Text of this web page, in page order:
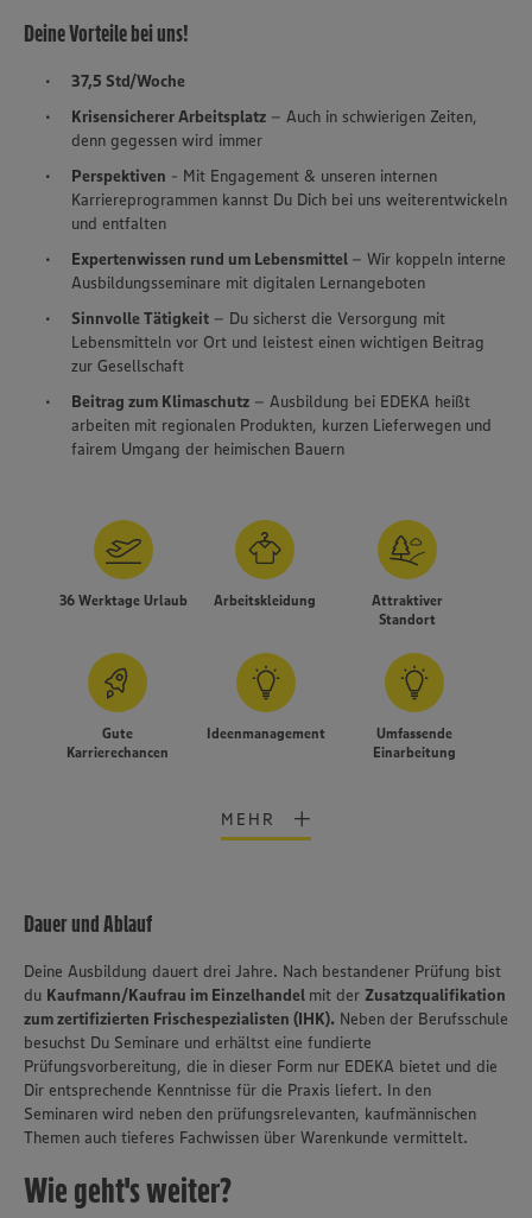
Deine Vorteile bei uns!
37,5 Std/Woche
Krisensicherer Arbeitsplatz – Auch in schwierigen Zeiten,
denn gegessen wird immer
Perspektiven - Mit Engagement & unseren internen
Karriereprogrammen kannst Du Dich bei uns weiterentwickeln
und entfalten
Expertenwissen rund um Lebensmittel – Wir koppeln interne
Ausbildungsseminare mit digitalen Lernangeboten
Sinnvolle Tätigkeit – Du sicherst die Versorgung mit
Lebensmitteln vor Ort und leistest einen wichtigen Beitrag
zur Gesellschaft
Beitrag zum Klimaschutz – Ausbildung bei EDEKA heißt
arbeiten mit regionalen Produkten, kurzen Lieferwegen und
fairem Umgang der heimischen Bauern
36 Werktage Urlaub Arbeitskleidung
Attraktiver
Standort
Gute
Karrierechancen
Ideenmanagement
Umfassende
Einarbeitung
MEHR
Dauer und Ablauf
Deine Ausbildung dauert drei Jahre. Nach bestandener Prüfung bist
du Kaufmann/Kaufrau im Einzelhandel mit der Zusatzqualifikation
zum zertifizierten Frischespezialisten (IHK). Neben der Berufsschule
besuchst Du Seminare und erhältst eine fundierte
Prüfungsvorbereitung, die in dieser Form nur EDEKA bietet und die
Dir entsprechende Kenntnisse für die Praxis liefert. In den
Seminaren wird neben den prüfungsrelevanten, kaufmännischen
Themen auch tieferes Fachwissen über Warenkunde vermittelt.
Wie geht's weiter?